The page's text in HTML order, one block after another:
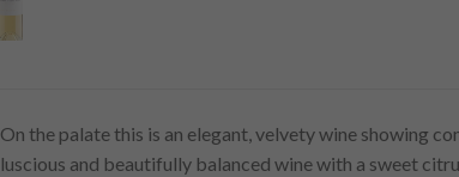
On the palate this is an elegant, velvety wine showing
luscious and beautifully balanced wine with a sweet